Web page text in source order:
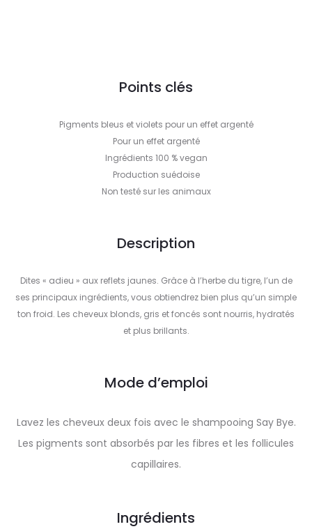
Points clés
Pigments bleus et violets pour un effet argenté
Pour un effet argenté
Ingrédients 100 % vegan
Production suédoise
Non testé sur les animaux
Description
Dites « adieu » aux reflets jaunes. Grâce à l’herbe du tigre, l’un de
ses principaux ingrédients, vous obtiendrez bien plus qu’un simple
ton froid. Les cheveux blonds, gris et foncés sont nourris, hydratés
et plus brillants.
Mode d’emploi
Lavez les cheveux deux fois avec le shampooing Say Bye.
Les pigments sont absorbés par les fibres et les follicules
capillaires.
Ingrédients